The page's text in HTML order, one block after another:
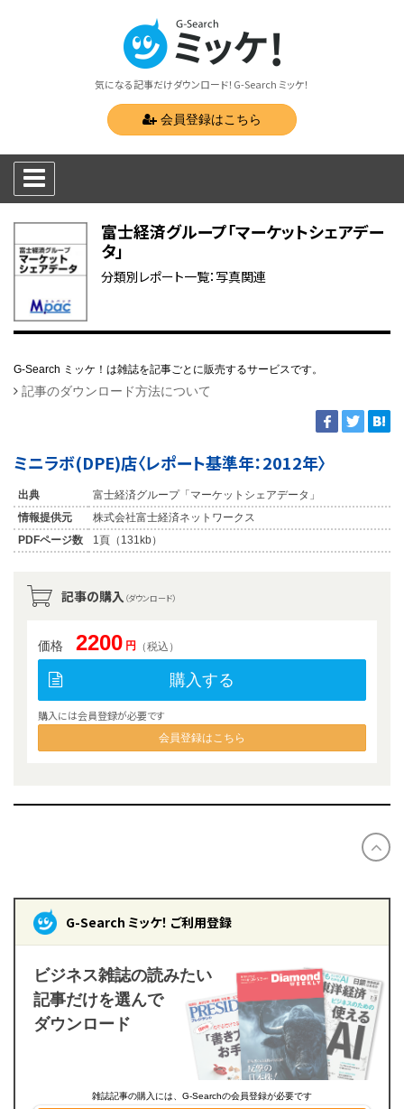
気になる記事だけダウンロード！G-Search ミッケ！
会員登録はこちら
富士経済グループ「マーケットシェアデー
タ」
分類別レポート一覧：写真関連
G-Search ミッケ！は雑誌を記事ごとに販売するサービスです。
記事のダウンロード方法について
ミニラボ(DPE)店〈レポート基準年：2012年〉
出典
富士経済グループ「マーケットシェアデータ」
情報提供元
株式会社富士経済ネットワークス
PDFページ数
1頁（131kb）
記事の購入 （ダウンロード）
価格 2200 円 （税込）
購入する
購入には会員登録が必要です
会員登録はこちら
G-Search ミッケ！ ご利用登録
ビジネス雑誌の読みたい
記事だけを選んで
ダウンロード
雑誌記事の購入には、G-Searchの会員登録が必要です